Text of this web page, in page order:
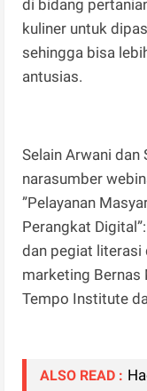
di bidang
kuliner untuk
sehingga bisa
antusias.
Selain Arwani dan
narasumber
”Pelayanan
Perangkat
dan pegiat literasi
marketing Bernas
Tempo Institute
ALSO READ :